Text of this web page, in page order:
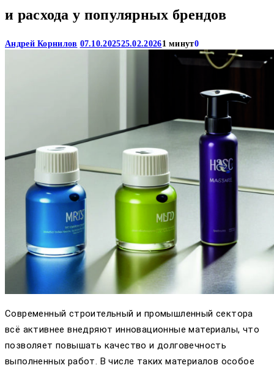
и расхода у популярных брендов
Андрей Корнилов 07.10.202525.02.20261 минут0
Современный строительный и промышленный сектора
всё активнее внедряют инновационные материалы, что
позволяет повышать качество и долговечность
выполненных работ. В числе таких материалов особое